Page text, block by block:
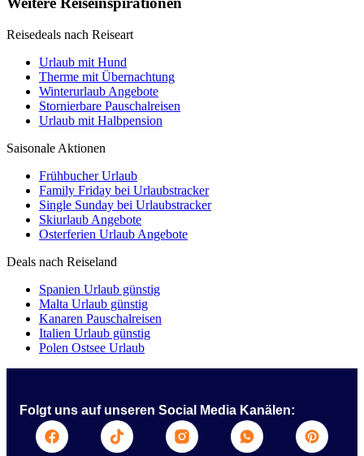
Reisedeals nach Reiseart
Urlaub mit Hund
Therme mit Übernachtung
Winterurlaub Angebote
Stornierbare Pauschalreisen
Urlaub mit Halbpension
Saisonale Aktionen
Frühbucher Urlaub
Family Friday bei Urlaubstracker
Single Sunday bei Urlaubstracker
Skiurlaub Angebote
Osterferien Urlaub Angebote
Deals nach Reiseland
Spanien Urlaub günstig
Malta Urlaub günstig
Kanaren Pauschalreisen
Italien Urlaub günstig
Polen Ostsee Urlaub